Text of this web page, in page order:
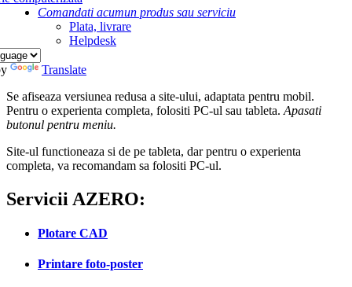
Comandati acumun produs sau serviciu
Plata, livrare
Helpdesk
Translate
Se afiseaza versiunea redusa a site-ului, adaptata pentru mobil.
Pentru o experienta completa, folositi PC-ul sau tableta. Apasati
butonul pentru meniu.
Site-ul functioneaza si de pe tableta, dar pentru o experienta
completa, va recomandam sa folositi PC-ul.
Servicii AZERO:
Plotare CAD
Printare foto-poster